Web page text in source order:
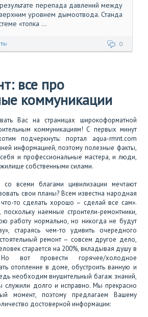
перепада давлений между
уровнем дымоотвода. Станда
«топка ...
0
все про
коммуникации
Вас на страницах широкоформатной
коммуникациям! С первых минут
подчеркнуть: портал aqua-rmnt.com
информацией, поэтому полезные факты,
и профессиональные мастера, и люди,
собственными силами.
всеми благами цивилизации мечтают
свои планы? Всем известна народная
то сделать хорошо – сделай все сам».
наемные строители-ремонтники,
работу нормально, но никогда не будут
стараясь чем-то удивить очередного
ремонт – совсем другое дело,
старается на 200%, вкладывая душу в
вот провести горячее/холодное
отопление в доме, обустроить ванную и
необходим внушительный багаж знаний,
служили долго и исправно. Мы прекрасно
момент, поэтому предлагаем Вашему
достоверной информации: